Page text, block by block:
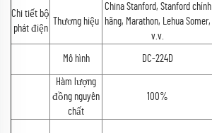
Chi tiết bộ
phát điện
Thương hiệu
China Stanford, Stanford chính
hãng, Marathon, Lehua Somer,
v.v.
Mô hình DC-224D
Hàm lượng
đồng nguyên
chất
100%